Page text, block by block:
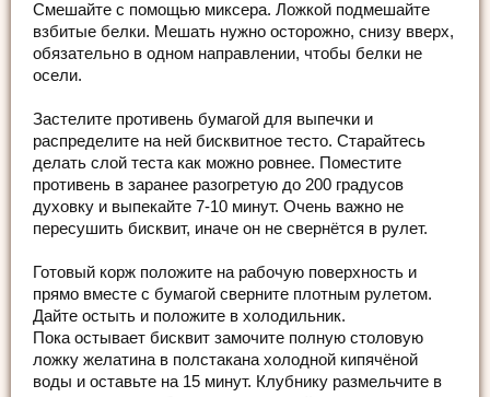
Смешайте с помощью миксера. Ложкой подмешайте
взбитые белки. Мешать нужно осторожно, снизу вверх,
обязательно в одном направлении, чтобы белки не
осели.
Застелите противень бумагой для выпечки и
распределите на ней бисквитное тесто. Старайтесь
делать слой теста как можно ровнее. Поместите
противень в заранее разогретую до 200 градусов
духовку и выпекайте 7-10 минут. Очень важно не
пересушить бисквит, иначе он не свернётся в рулет.
Готовый корж положите на рабочую поверхность и
прямо вместе с бумагой сверните плотным рулетом.
Дайте остыть и положите в холодильник.
Пока остывает бисквит замочите полную столовую
ложку желатина в полстакана холодной кипячёной
воды и оставьте на 15 минут. Клубнику размельчите в